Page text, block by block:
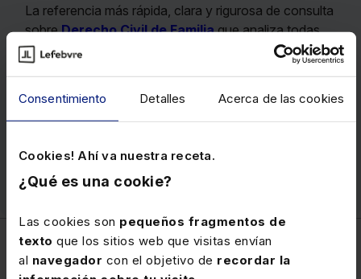
Consentimiento Detalles Acerca de las cookies
Cookies! Ahí va nuestra receta.
¿Qué es una cookie?
Las cookies son pequeños fragmentos de
texto que los sitios web que visitas envían
al navegador con el objetivo de recordar la
La referencia más rápida, clara y rigurosa de consulta
sobreDerecho Civil de Familiaque analiza todas
las cuestiones relacionadas, e incluye un amplio
estudio sobre la
aborda
laviolencia doméstica y de género.
Ver memento
Civil